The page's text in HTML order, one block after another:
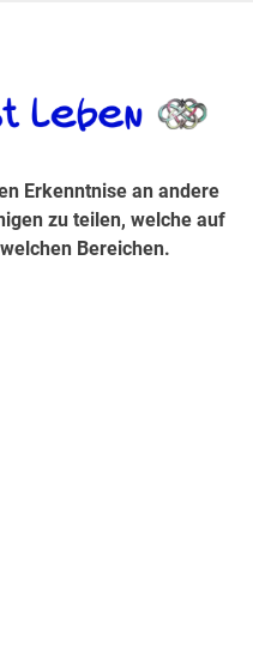
Bereichen.
Erkenntnise an andere
zu teilen, welche auf
Bereichen.